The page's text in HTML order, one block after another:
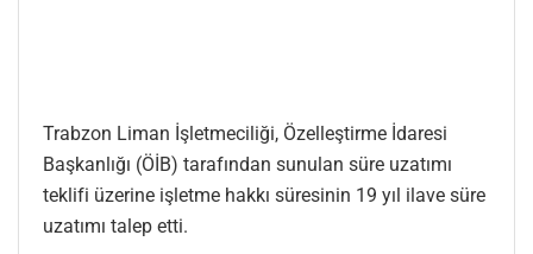
Trabzon Liman İşletmeciliği, Özelleştirme İdaresi
Başkanlığı (ÖİB) tarafından sunulan süre uzatımı
teklifi üzerine işletme hakkı süresinin 19 yıl ilave süre
uzatımı talep etti.